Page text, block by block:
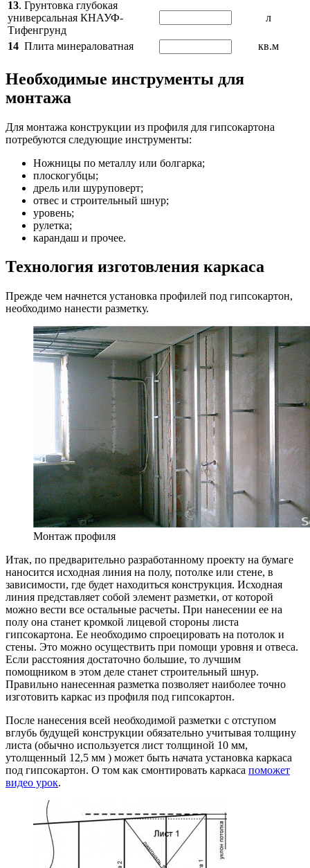
13. Грунтовка глубокая
универсальная КНАУФ-
Тифенгрунд
л
14 Плита минераловатная кв.м
Необходимые инструменты для
монтажа
Для монтажа конструкции из профиля для гипсокартона
потребуются следующие инструменты:
Ножницы по металлу или болгарка;
плоскогубцы;
дрель или шуруповерт;
отвес и строительный шнур;
уровень;
рулетка;
карандаш и прочее.
Технология изготовления каркаса
Прежде чем начнется установка профилей под гипсокартон,
необходимо нанести разметку.
Монтаж профиля
Итак, по предварительно разработанному проекту на бумаге
наносится исходная линия на полу, потолке или стене, в
зависимости, где будет находиться конструкция. Исходная
линия представляет собой элемент разметки, от которой
можно вести все остальные расчеты. При нанесении ее на
полу она станет кромкой лицевой стороны листа
гипсокартона. Ее необходимо спроецировать на потолок и
стены. Это можно осуществить при помощи уровня и отвеса.
Если расстояния достаточно большие, то лучшим
помощником в этом деле станет строительный шнур.
Правильно нанесенная разметка позволяет наиболее точно
изготовить каркас из профиля под гипсокартон.
После нанесения всей необходимой разметки с отступом
вглубь будущей конструкции обязательно учитывая толщину
листа (обычно используется лист толщиной 10 мм,
утолщенный 12,5 мм ) может быть начата установка каркаса
под гипсокартон. О том как смонтировать каркаса поможет
видео урок.